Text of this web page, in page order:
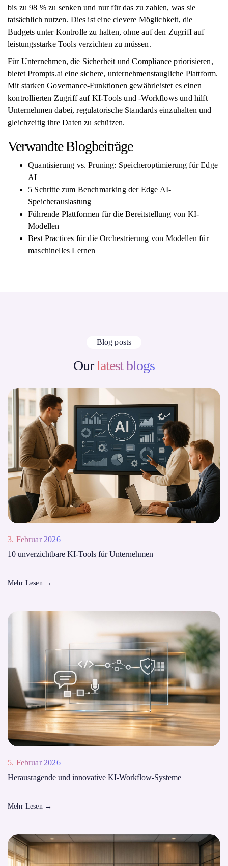
bis zu 98 % zu senken und nur für das zu zahlen, was sie
tatsächlich nutzen. Dies ist eine clevere Möglichkeit, die
Budgets unter Kontrolle zu halten, ohne auf den Zugriff auf
leistungsstarke Tools verzichten zu müssen.
Für Unternehmen, die Sicherheit und Compliance priorisieren,
bietet Prompts.ai eine sichere, unternehmenstaugliche Plattform.
Mit starken Governance-Funktionen gewährleistet es einen
kontrollierten Zugriff auf KI-Tools und -Workflows und hilft
Unternehmen dabei, regulatorische Standards einzuhalten und
gleichzeitig ihre Daten zu schützen.
Verwandte Blogbeiträge
Quantisierung vs. Pruning: Speicheroptimierung für Edge
AI
5 Schritte zum Benchmarking der Edge AI-
Speicherauslastung
Führende Plattformen für die Bereitstellung von KI-
Modellen
Best Practices für die Orchestrierung von Modellen für
maschinelles Lernen
Blog posts
Ourlatest blogs
3. Februar 2026
10 unverzichtbare KI-Tools für Unternehmen
Mehr Lesen →
5. Februar 2026
Herausragende und innovative KI-Workflow-Systeme
Mehr Lesen →